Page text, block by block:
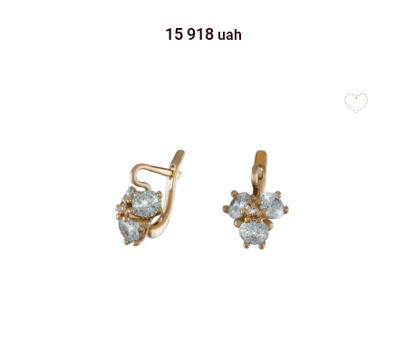
15 918 uah
favorites